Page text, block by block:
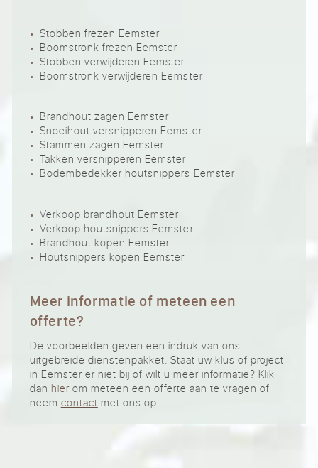
Stobben frezen Eemster
Boomstronk frezen Eemster
Stobben verwijderen Eemster
Boomstronk verwijderen Eemster
Brandhout zagen Eemster
Snoeihout versnipperen Eemster
Stammen zagen Eemster
Takken versnipperen Eemster
Bodembedekker houtsnippers Eemster
Verkoop brandhout Eemster
Verkoop houtsnippers Eemster
Brandhout kopen Eemster
Houtsnippers kopen Eemster
Meer informatie of meteen een
offerte?
De voorbeelden geven een indruk van ons
uitgebreide dienstenpakket. Staat uw klus of project
in Eemster er niet bij of wilt u meer informatie? Klik
dan hierom meteen een offerte aan te vragen of
neem contact met ons op.